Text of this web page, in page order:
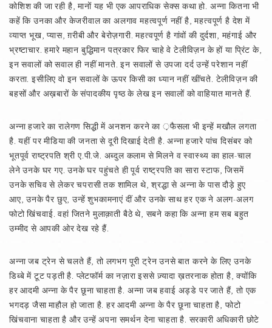
कोशिश की जा रही है, मानों यह भी एक आपराधिक सेक्स कथा हो. अन्ना कितना भी
कहें कि उनका और केजरीवाल का अलगाव महत्वपूर्ण नहीं है, महत्वपूर्ण है देश में
व्याप्त भूख, प्यास, ग़रीबी और बेरोज़गारी. महत्वपूर्ण है गांवों की दुर्दशा, महंगाई और
भ्रष्टाचार. हमारे महान बुद्धिमान पत्रकार फिर चाहे वे टेलीविज़न के हों या प्रिंट के,
इन सवालों को सवाल ही नहीं मानते. इन सवालों से उपजा दर्द उन्हें परेशान नहीं
करता. इसीलिए वो इन सवालों के ऊपर किसी का ध्यान नहीं खींचते. टेलीविज़न की
बहसों और अख़बारों के संपादकीय पृष्ठ के लेख इन सवालों को वाहियात मानते हैं.
अन्ना हजारे का रालेगण सिद्धी में अनशन करने का ़फैसला भी इन्हें मखौल लगता
है. यहीं पर मीडिया की जनता से दूरी दिखाई देती है. अन्ना हजारे पांच दिसंबर को
भूतपूर्व राष्ट्रपति श्री ए.पी.जे. अब्दुल कलाम से मिलने व स्वास्थ्य का हाल-चाल
लेने उनके घर गए. उनके घर पहुंचते ही पूर्व राष्ट्रपति का सारा स्टाफ, जिसमें
उनके सचिव से लेकर चपरासी तक शामिल थे, श्रद्धा से अन्ना के पास दौड़े हुए
आए, उनके पैर छुए, उन्हें शुभकामनाएं दीं और उनके साथ हर एक ने अलग-अलग
फोटो खिंचवाई. वहां जितने मुलाक़ाती बैठे थे, सबने कहा कि अन्ना हम सब बहुत
उम्मीद से आपकी ओर देख रहे हैं.
अन्ना जब ट्रेन से चलते हैं, तो लगभग पूरी ट्रेन उनसे बात करने के लिए उनके
डिब्बे में टूट पड़ती है. प्लेटफॉर्म का नज़ारा इससे ज़्यादा ख़तरनाक होता है, क्योंकि
हर आदमी अन्ना के पैर छूना चाहता है. अन्ना जब हवाई अड्डे पर जाते हैं, तो एक
भगदड़ जैसा माहौल हो जाता है. हर आदमी अन्ना के पैर छूना चाहता है, फोटो
खिंचवाना चाहता है और उन्हें अपना समर्थन देना चाहता है. सरकारी अधिकारी छोटे